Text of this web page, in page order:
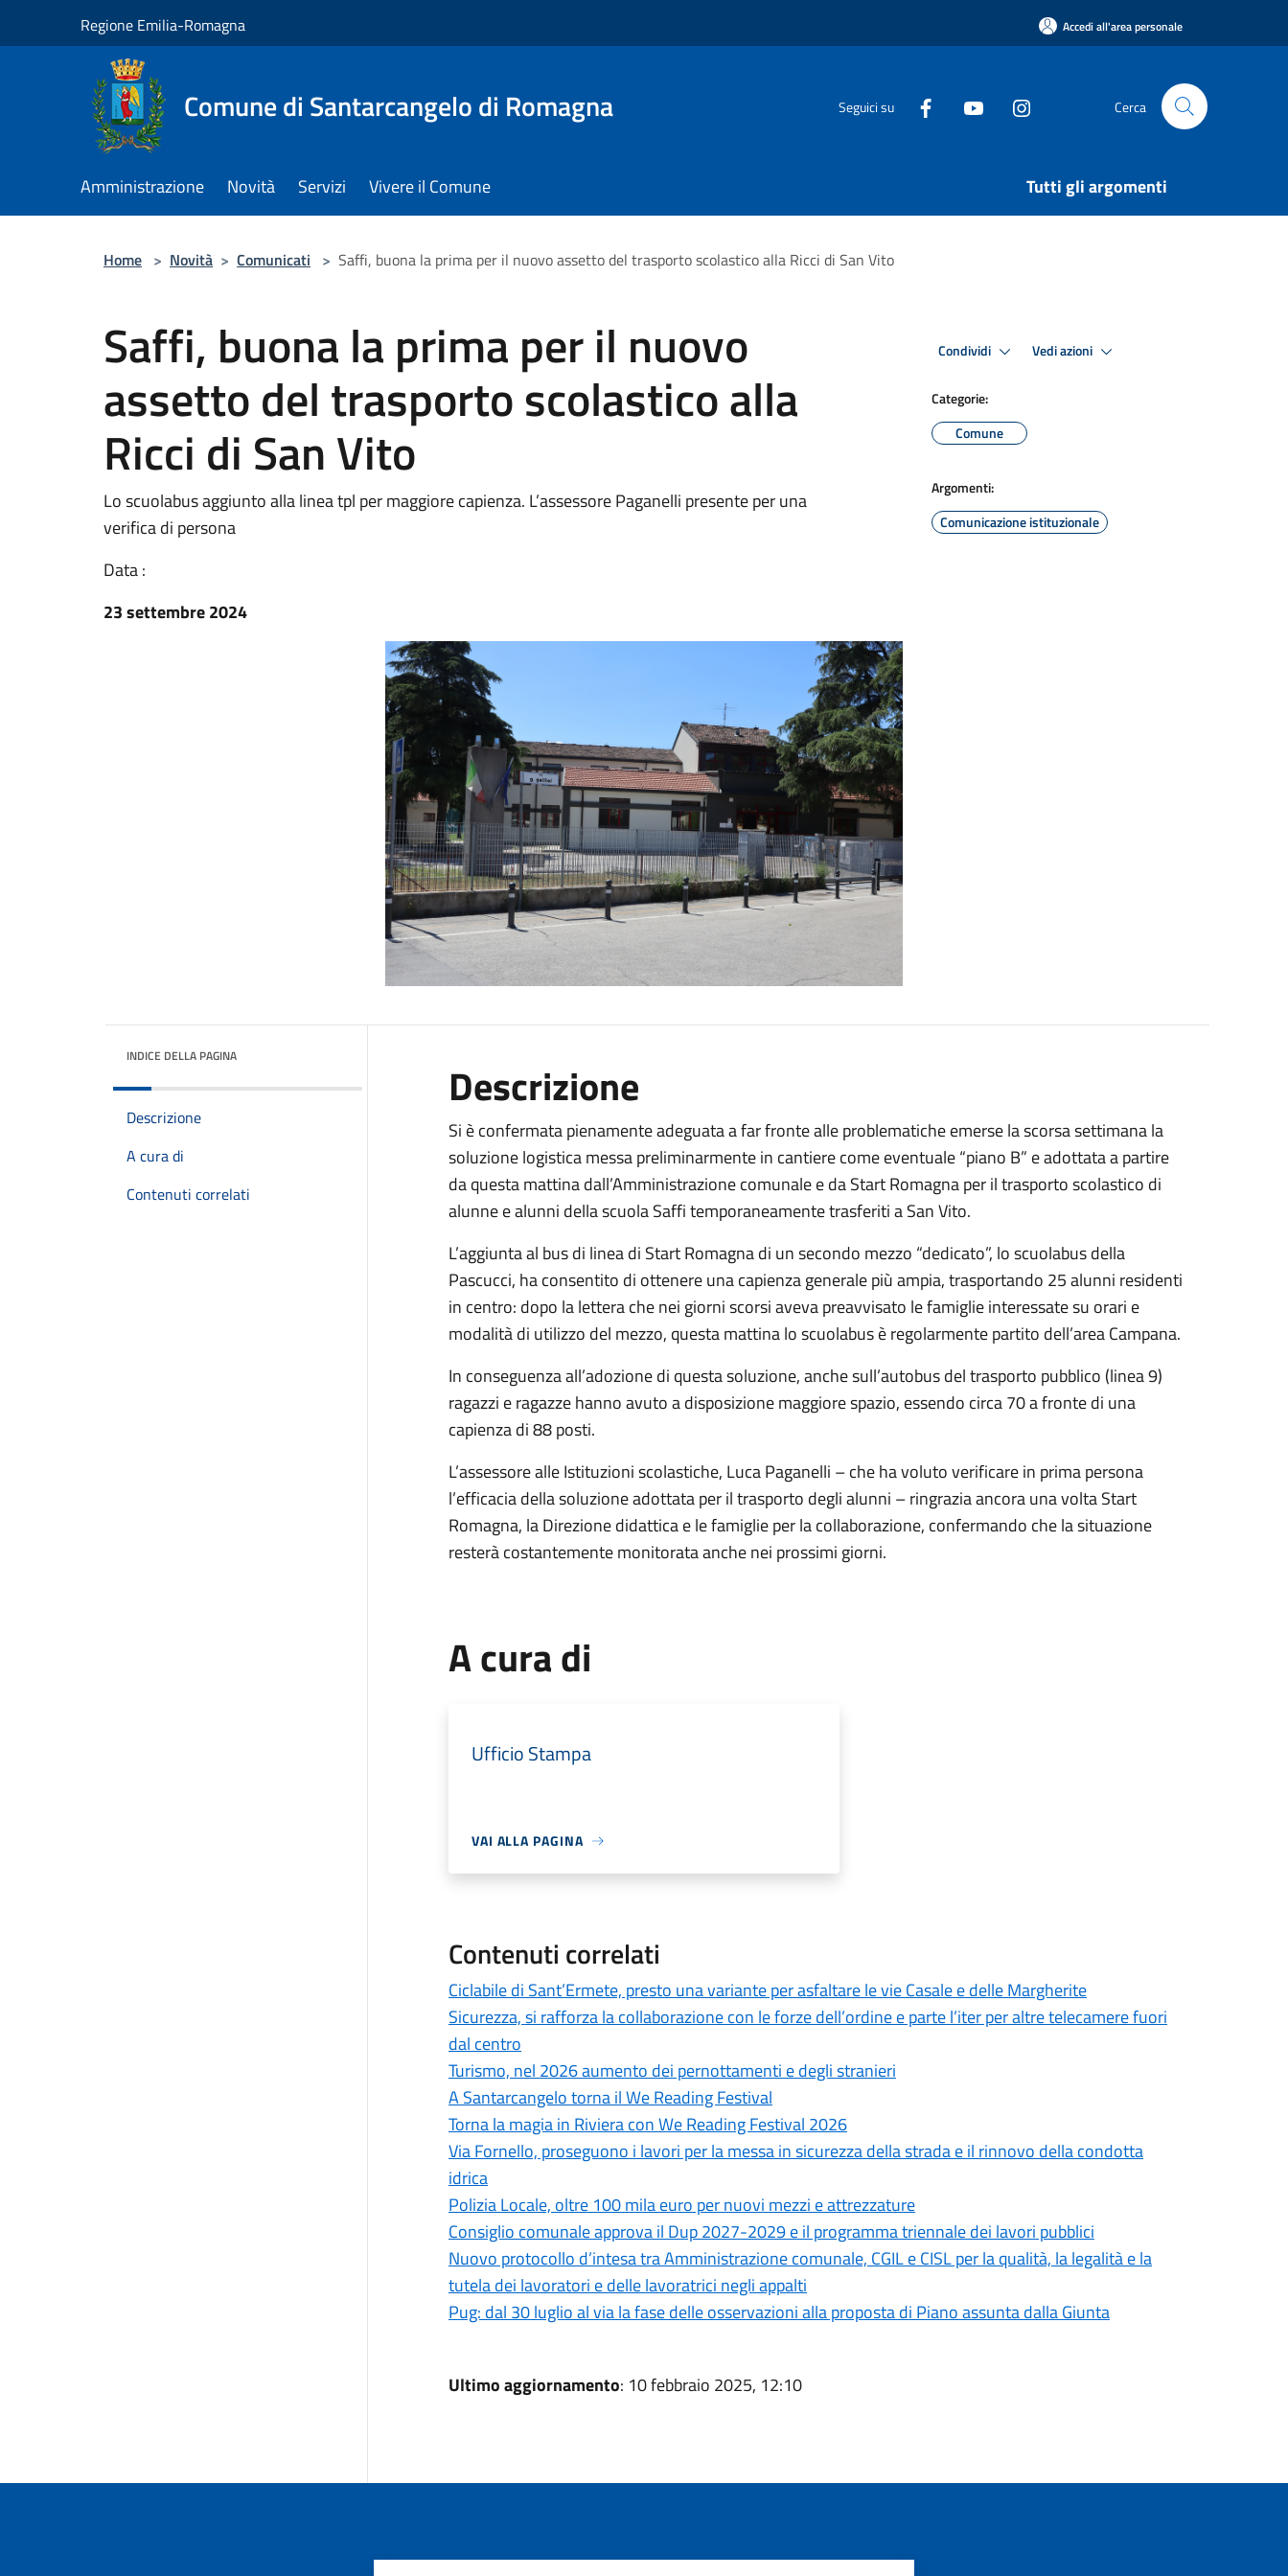
Regione Emilia-Romagna Accedi all'area personale
Comune di Santarcangelo di Romagna Seguici su Cerca
Amministrazione Novità Servizi Vivere il Comune Tutti gli argomenti
Home > Novità > Comunicati > Saffi, buona la prima per il nuovo assetto del trasporto scolastico alla Ricci di San Vito
Saffi, buona la prima per il nuovo
assetto del trasporto scolastico alla
Ricci di San Vito
Lo scuolabus aggiunto alla linea tpl per maggiore capienza. L’assessore Paganelli presente per una
verifica di persona
Data :
23 settembre 2024
Condividi Vedi azioni
Categorie:
Comune
Argomenti:
Comunicazione istituzionale
INDICE DELLA PAGINA
Descrizione
A cura di
Contenuti correlati
Descrizione
Si è confermata pienamente adeguata a far fronte alle problematiche emerse la scorsa settimana la
soluzione logistica messa preliminarmente in cantiere come eventuale “piano B” e adottata a partire
da questa mattina dall’Amministrazione comunale e da Start Romagna per il trasporto scolastico di
alunne e alunni della scuola Saffi temporaneamente trasferiti a San Vito.
L’aggiunta al bus di linea di Start Romagna di un secondo mezzo “dedicato”, lo scuolabus della
Pascucci, ha consentito di ottenere una capienza generale più ampia, trasportando 25 alunni residenti
in centro: dopo la lettera che nei giorni scorsi aveva preavvisato le famiglie interessate su orari e
modalità di utilizzo del mezzo, questa mattina lo scuolabus è regolarmente partito dell’area Campana.
In conseguenza all’adozione di questa soluzione, anche sull’autobus del trasporto pubblico (linea 9)
ragazzi e ragazze hanno avuto a disposizione maggiore spazio, essendo circa 70 a fronte di una
capienza di 88 posti.
L’assessore alle Istituzioni scolastiche, Luca Paganelli – che ha voluto verificare in prima persona
l’efficacia della soluzione adottata per il trasporto degli alunni – ringrazia ancora una volta Start
Romagna, la Direzione didattica e le famiglie per la collaborazione, confermando che la situazione
resterà costantemente monitorata anche nei prossimi giorni.
A cura di
Ufficio Stampa
VAI ALLA PAGINA
Contenuti correlati
Ciclabile di Sant’Ermete, presto una variante per asfaltare le vie Casale e delle Margherite
Sicurezza, si rafforza la collaborazione con le forze dell’ordine e parte l’iter per altre telecamere fuori
dal centro
Turismo, nel 2026 aumento dei pernottamenti e degli stranieri
A Santarcangelo torna il We Reading Festival
Torna la magia in Riviera con We Reading Festival 2026
Via Fornello, proseguono i lavori per la messa in sicurezza della strada e il rinnovo della condotta
idrica
Polizia Locale, oltre 100 mila euro per nuovi mezzi e attrezzature
Consiglio comunale approva il Dup 2027-2029 e il programma triennale dei lavori pubblici
Nuovo protocollo d’intesa tra Amministrazione comunale, CGIL e CISL per la qualità, la legalità e la
tutela dei lavoratori e delle lavoratrici negli appalti
Pug: dal 30 luglio al via la fase delle osservazioni alla proposta di Piano assunta dalla Giunta
Ultimo aggiornamento: 10 febbraio 2025, 12:10